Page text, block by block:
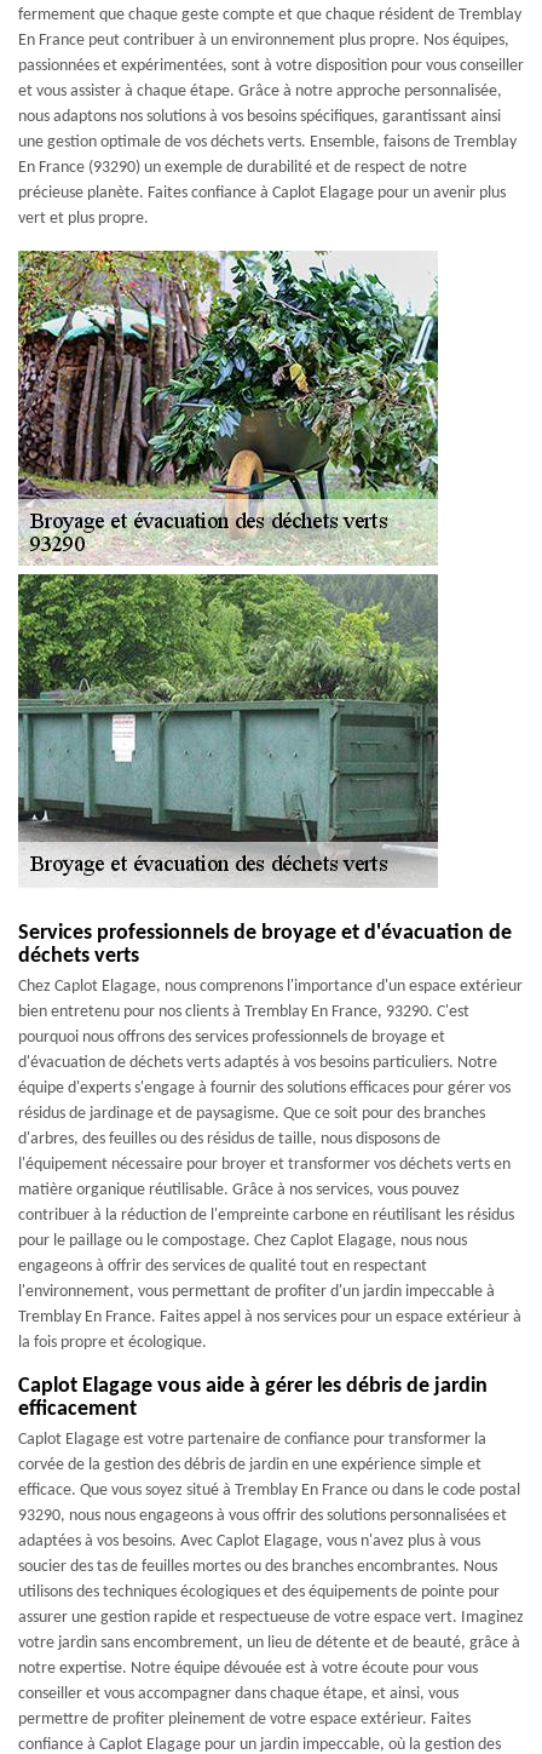
fermement que chaque geste compte et que chaque résident de Tremblay
En France peut contribuer à un environnement plus propre. Nos équipes,
passionnées et expérimentées, sont à votre disposition pour vous conseiller
et vous assister à chaque étape. Grâce à notre approche personnalisée,
nous adaptons nos solutions à vos besoins spécifiques, garantissant ainsi
une gestion optimale de vos déchets verts. Ensemble, faisons de Tremblay
En France (93290) un exemple de durabilité et de respect de notre
précieuse planète. Faites confiance à Caplot Elagage pour un avenir plus
vert et plus propre.
Services professionnels de broyage et d'évacuation de
déchets verts
Chez Caplot Elagage, nous comprenons l'importance d'un espace extérieur
bien entretenu pour nos clients à Tremblay En France, 93290. C'est
pourquoi nous offrons des services professionnels de broyage et
d'évacuation de déchets verts adaptés à vos besoins particuliers. Notre
équipe d'experts s'engage à fournir des solutions efficaces pour gérer vos
résidus de jardinage et de paysagisme. Que ce soit pour des branches
d'arbres, des feuilles ou des résidus de taille, nous disposons de
l'équipement nécessaire pour broyer et transformer vos déchets verts en
matière organique réutilisable. Grâce à nos services, vous pouvez
contribuer à la réduction de l'empreinte carbone en réutilisant les résidus
pour le paillage ou le compostage. Chez Caplot Elagage, nous nous
engageons à offrir des services de qualité tout en respectant
l'environnement, vous permettant de profiter d'un jardin impeccable à
Tremblay En France. Faites appel à nos services pour un espace extérieur à
la fois propre et écologique.
Caplot Elagage vous aide à gérer les débris de jardin
efficacement
Caplot Elagage est votre partenaire de confiance pour transformer la
corvée de la gestion des débris de jardin en une expérience simple et
efficace. Que vous soyez situé à Tremblay En France ou dans le code postal
93290, nous nous engageons à vous offrir des solutions personnalisées et
adaptées à vos besoins. Avec Caplot Elagage, vous n'avez plus à vous
soucier des tas de feuilles mortes ou des branches encombrantes. Nous
utilisons des techniques écologiques et des équipements de pointe pour
assurer une gestion rapide et respectueuse de votre espace vert. Imaginez
votre jardin sans encombrement, un lieu de détente et de beauté, grâce à
notre expertise. Notre équipe dévouée est à votre écoute pour vous
conseiller et vous accompagner dans chaque étape, et ainsi, vous
permettre de profiter pleinement de votre espace extérieur. Faites
confiance à Caplot Elagage pour un jardin impeccable, où la gestion des